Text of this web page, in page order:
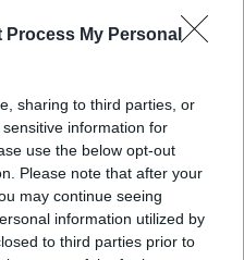
Process My Personal
sharing to third parties, or
information for
use the below opt-out
Please note that after your
may continue seeing
information utilized by
to third parties prior to
Sfânta Teodora. Îți
sufletul